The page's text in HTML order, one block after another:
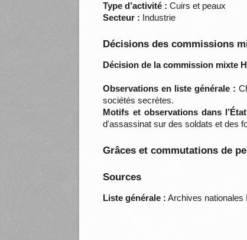
Type d’activité : Cuirs et peaux
Secteur : Industrie
Décisions des commissions
Décision de la commission mixte
Observations en liste générale :
sociétés secrètes.
Motifs et observations dans
d'assassinat sur des soldats et des
Grâces et commutations de
Sources
Liste générale : Archives nationales